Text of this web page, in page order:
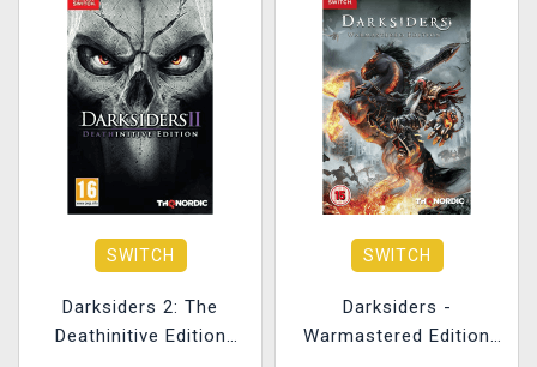
SWITCH
Darksiders 2: The
Deathinitive Edition
SWITCH
Darksiders -
Warmastered Edition